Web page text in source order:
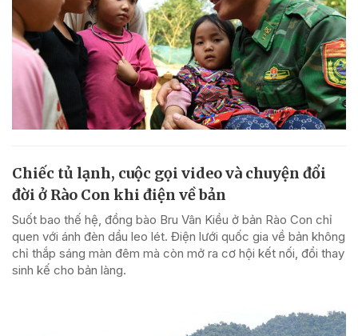
Chiếc tủ lạnh, cuộc gọi video và chuyện đổi
đời ở Rào Con khi điện về bản
Suốt bao thế hệ, đồng bào Bru Vân Kiều ở bản Rào Con chỉ
quen với ánh đèn dầu leo lét. Điện lưới quốc gia về bản không
chỉ thắp sáng màn đêm mà còn mở ra cơ hội kết nối, đổi thay
sinh kế cho bản làng.